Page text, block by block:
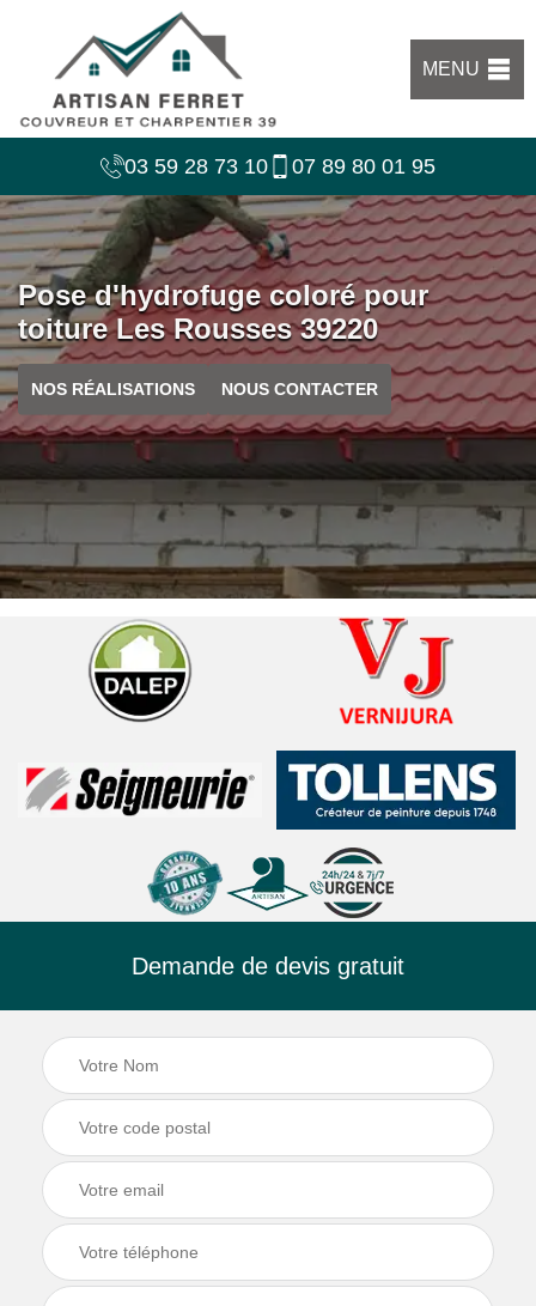
MENU
03 59 28 73 10 07 89 80 01 95
Pose d'hydrofuge coloré pour
toiture Les Rousses 39220
NOS RÉALISATIONS NOUS CONTACTER
Demande de devis gratuit